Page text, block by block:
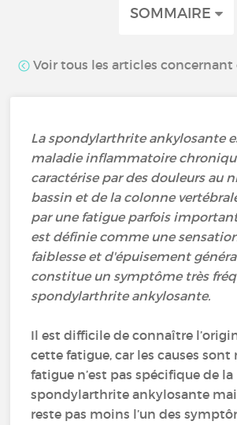
SOMMAIRE
Voir tous les articles
La spondylarthrite ankylosante
maladie inflammatoire
caractérise par des douleurs au
bassin et de la colonne
par une fatigue parfois
est définie comme une
faiblesse et d'épuisement
constitue un symptôme très
spondylarthrite ankylosante.
Il est difficile de connaître
cette fatigue, car les causes
fatigue n’est pas spécifique de la
spondylarthrite ankylosante
reste pas moins l’un des